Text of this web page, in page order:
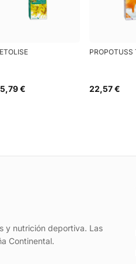
€
PROPOTUSS
22,57 €
y nutrición deportiva. Las
Continental.